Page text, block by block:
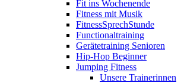
Fit ins Wochenende
Fitness mit Musik
FitnessSprechStunde
Functionaltraining
Gerätetraining Senioren
Hip-Hop Beginner
Jumping Fitness
Unsere Trainerinnen